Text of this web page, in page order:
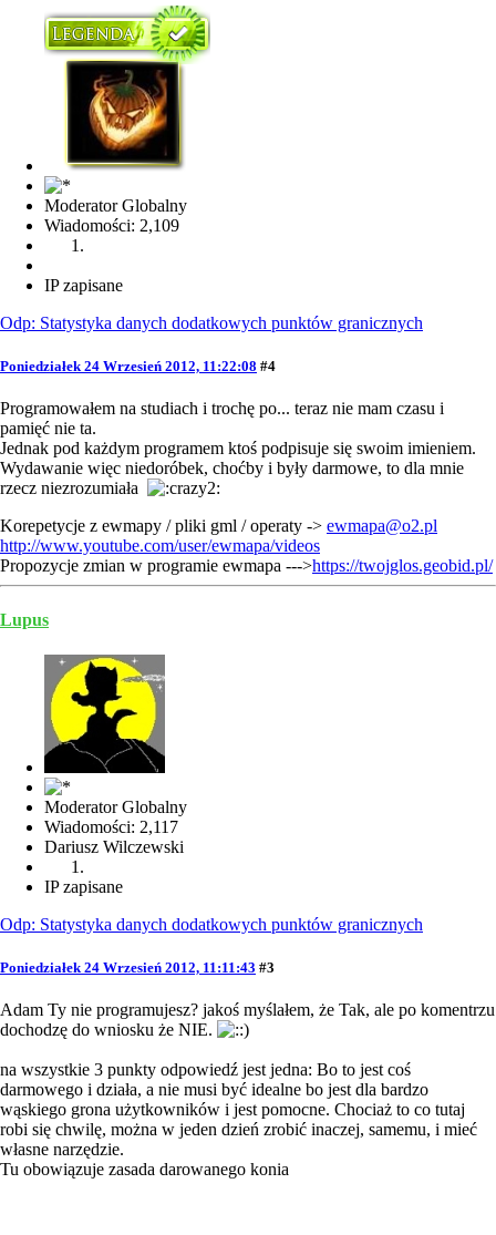
Moderator Globalny
Wiadomości: 2,109
IP zapisane
Odp: Statystyka danych dodatkowych punktów granicznych
Poniedziałek 24 Wrzesień 2012, 11:22:08 #4
Programowałem na studiach i trochę po... teraz nie mam czasu i
pamięć nie ta.
Jednak pod każdym programem ktoś podpisuje się swoim imieniem.
Wydawanie więc niedoróbek, choćby i były darmowe, to dla mnie
rzecz niezrozumiała
Korepetycje z ewmapy / pliki gml / operaty -> ewmapa@o2.pl
http://www.youtube.com/user/ewmapa/videos
Propozycje zmian w programie ewmapa --->https://twojglos.geobid.pl/
Lupus
Moderator Globalny
Wiadomości: 2,117
Dariusz Wilczewski
IP zapisane
Odp: Statystyka danych dodatkowych punktów granicznych
Poniedziałek 24 Wrzesień 2012, 11:11:43 #3
Adam Ty nie programujesz? jakoś myślałem, że Tak, ale po komentrzu
dochodzę do wniosku że NIE.
na wszystkie 3 punkty odpowiedź jest jedna: Bo to jest coś
darmowego i działa, a nie musi być idealne bo jest dla bardzo
wąskiego grona użytkowników i jest pomocne. Chociaż to co tutaj
robi się chwilę, można w jeden dzień zrobić inaczej, samemu, i mieć
własne narzędzie.
Tu obowiązuje zasada darowanego konia